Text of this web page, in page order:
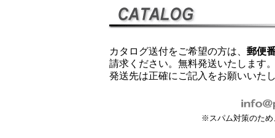
カタログ送付をご希望の方は、 郵便
請求ください。無料発送いたします
発送先は正確にご記入をお願いいた
※スパム対策のため